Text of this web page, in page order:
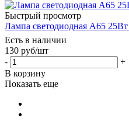
Быстрый просмотр
Лампа светодиодная A65
Есть в наличии
130 руб/шт
-
+
В корзину
Показать еще